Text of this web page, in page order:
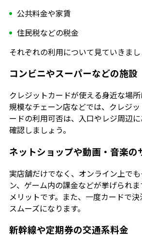
公共料金や家賃
住民税などの税金
それぞれの利用について見ていきまし
コンビニやスーパーなどの施設
クレジットカードが使える身近な場
規模なチェーン店などでは、クレジ
ードの利用可否は、入口やレジ周辺
確認しましょう。
ネットショップや動画・音楽の
実店舗だけでなく、オンライン上で
ン、ゲーム内の課金などが挙げられ
メリットです。また、一度カードで
スムーズになります。
新幹線や定期券の交通系料金